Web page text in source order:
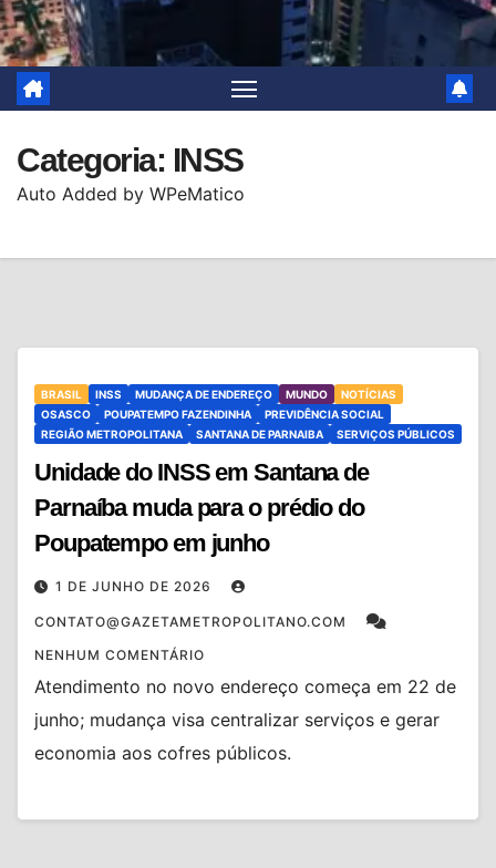
Categoria: INSS
Auto Added by WPeMatico
BRASIL INSS MUDANÇA DE ENDEREÇO MUNDO
NOTÍCIAS
OSASCO
POUPATEMPO FAZENDINHA
PREVIDÊNCIA SOCIAL
REGIÃO METROPOLITANA
SANTANA DE PARNAIBA SERVIÇOS PÚBLICOS
Unidade do INSS em Santana de
Parnaíba muda para o prédio do
Poupatempo em junho
1 DE JUNHO DE 2026
CONTATO@GAZETAMETROPOLITANO.COM
NENHUM COMENTÁRIO
Atendimento no novo endereço começa em 22 de
junho; mudança visa centralizar serviços e gerar
economia aos cofres públicos.